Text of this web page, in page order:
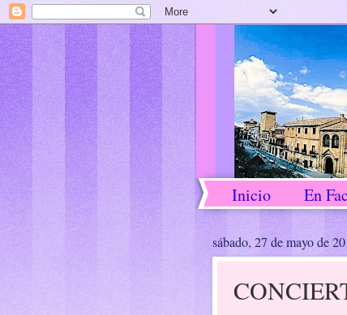
Inicio En
sábado, 27 de mayo de